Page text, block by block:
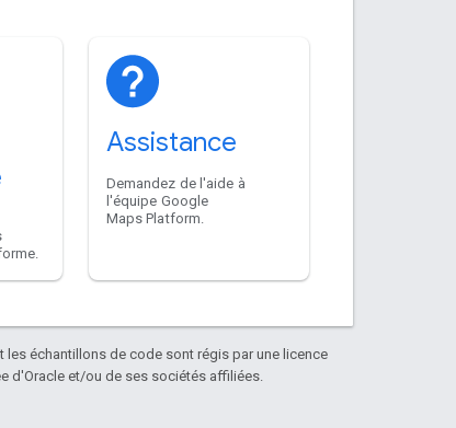
Assistance
Demandez de l'aide à
l'équipe Google
Maps Platform.
les échantillons de code sont régis par une licence
d'Oracle et/ou de ses sociétés affiliées.